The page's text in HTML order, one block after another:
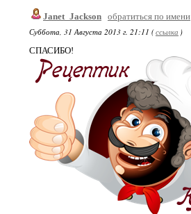
Janet_Jackson обратиться по имени
Суббота, 31 Августа 2013 г. 21:11 (ссылка )
СПАСИБО!